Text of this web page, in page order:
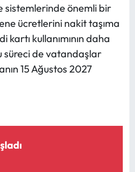
sistemlerinde önemli bir
ücretlerini nakit taşıma
kullanımının daha
süreci de vatandaşlar
15 Ağustos 2027